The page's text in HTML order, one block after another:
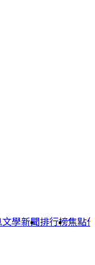
文學新聞排行榜焦點